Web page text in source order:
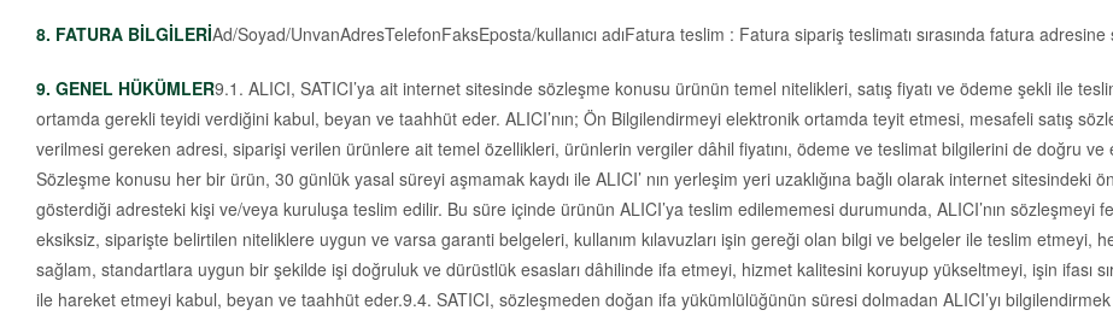
8. FATURA BİLGİLERİAd/Soyad/UnvanAdresTelefonFaksEposta/kullanıcı adıFatura teslim : Fatura sipariş teslimatı sırasında fatura
9. GENEL HÜKÜMLER9.1. ALICI, SATICI’ya ait internet sitesinde sözleşme konusu ürünün temel nitelikleri, satış fiyatı ve ödeme şekli ile
ortamda gerekli teyidi verdiğini kabul, beyan ve taahhüt eder. ALICI’nın; Ön Bilgilendirmeyi elektronik ortamda teyit etmesi, mesafeli satış
verilmesi gereken adresi, siparişi verilen ürünlere ait temel özellikleri, ürünlerin vergiler dâhil fiyatını, ödeme ve teslimat bilgilerini de doğru
Sözleşme konusu her bir ürün, 30 günlük yasal süreyi aşmamak kaydı ile ALICI’ nın yerleşim yeri uzaklığına bağlı olarak internet sitesindeki
gösterdiği adresteki kişi ve/veya kuruluşa teslim edilir. Bu süre içinde ürünün ALICI’ya teslim edilememesi durumunda, ALICI’nın sözleşmeyi
eksiksiz, siparişte belirtilen niteliklere uygun ve varsa garanti belgeleri, kullanım kılavuzları işin gereği olan bilgi ve belgeler ile teslim etmeyi,
sağlam, standartlara uygun bir şekilde işi doğruluk ve dürüstlük esasları dâhilinde ifa etmeyi, hizmet kalitesini koruyup yükseltmeyi, işin ifası
ile hareket etmeyi kabul, beyan ve taahhüt eder.9.4. SATICI, sözleşmeden doğan ifa yükümlülüğünün süresi dolmadan ALICI’yı